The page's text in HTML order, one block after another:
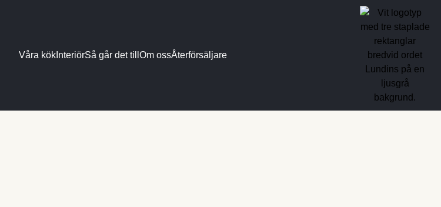
Våra kök InteriörSå går det till Om ossÅterförsäljare